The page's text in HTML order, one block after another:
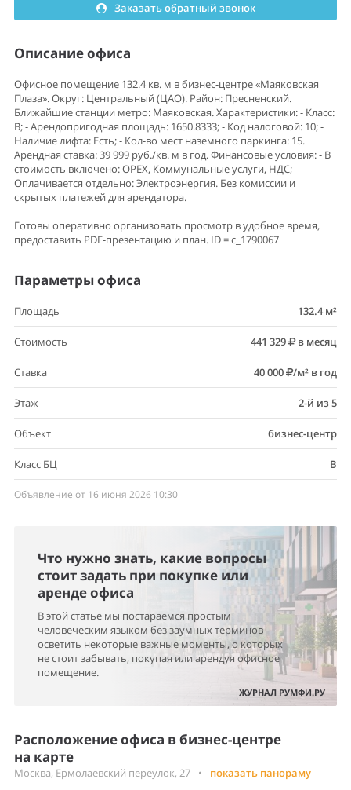
Заказать обратный звонок
Описание офиса
Офисное помещение 132.4 кв. м в бизнес-центре «Маяковская
Плаза». Округ: Центральный (ЦАО). Район: Пресненский.
Ближайшие станции метро: Маяковская. Характеристики: - Класс:
B; - Арендопригодная площадь: 1650.8333; - Код налоговой: 10; -
Наличие лифта: Есть; - Кол-во мест наземного паркинга: 15.
Арендная ставка: 39 999 руб./кв. м в год. Финансовые условия: - В
стоимость включено: OPEX, Коммунальные услуги, НДС; -
Оплачивается отдельно: Электроэнергия. Без комиссии и
скрытых платежей для арендатора.
Готовы оперативно организовать просмотр в удобное время,
предоставить PDF-презентацию и план. ID = c_1790067
Параметры офиса
Площадь 132.4 м²
Стоимость 441 329 в месяц
Ставка 40 000 /м² в год
Этаж 2-й из 5
Объект бизнес-центр
Класс БЦ B
Объявление от 16 июня 2026 10:30
Что нужно знать, какие вопросы
стоит задать при покупке или
аренде офиса
В этой статье мы постараемся простым
человеческим языком без заумных терминов
осветить некоторые важные моменты, о которых
не стоит забывать, покупая или арендуя офисное
помещение.
ЖУРНАЛ РУМФИ.РУ
Расположение офиса в бизнес-центре
на карте
Москва, Ермолаевский переулок, 27 • показать панораму